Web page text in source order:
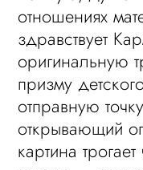
отношениях
здравствует
оригинальную
призму
отправную
открывающий
картина